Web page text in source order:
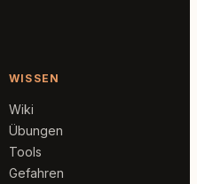
WISSEN
Wiki
Übungen
Tools
Gefahren